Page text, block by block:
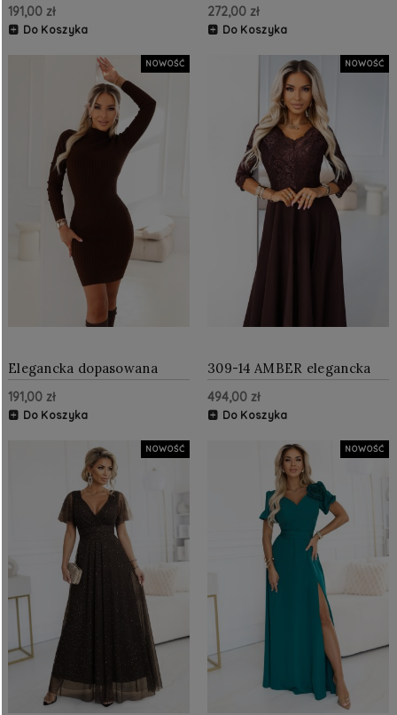
golfem, podkreślająca
sylwetkę Bordo
191,00 zł
Do Koszyka
długim rękawkiem
Czekoladowa
272,00 zł
Do Koszyka
Elegancka dopasowana
sukienka sweterkowa z
golfem, podkreślająca
sylwetkę Czekolada
191,00 zł
Do Koszyka
NOWOŚĆ
309-14 AMBER elegancka
długa koronkowa suknia z
dekoltem - czekolada
494,00 zł
Do Koszyka
NOWOŚĆ
NOWOŚĆ NOWOŚĆ